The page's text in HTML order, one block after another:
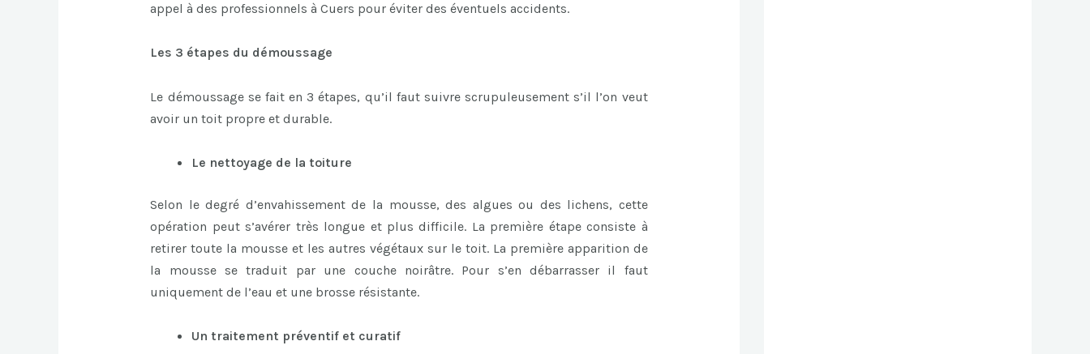
appel à des professionnels à Cuers pour éviter des éventuels accidents.
Les 3 étapes du démoussage
Le démoussage se fait en 3 étapes, qu’il faut suivre scrupuleusement s’il l’on veut
avoir un toit propre et durable.
Le nettoyage de la toiture
Selon le degré d’envahissement de la mousse, des algues ou des lichens, cette
opération peut s’avérer très longue et plus difficile. La première étape consiste à
retirer toute la mousse et les autres végétaux sur le toit. La première apparition de
la mousse se traduit par une couche noirâtre. Pour s’en débarrasser il faut
uniquement de l’eau et une brosse résistante.
Un traitement préventif et curatif